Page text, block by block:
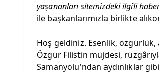
yaşananları sitemizdeki ilgili
ile başkanlarımızla birlikte
Hoş geldiniz. Esenlik,
Özgür Filistin müjdesi,
Samanyolu'ndan aydınlıklar